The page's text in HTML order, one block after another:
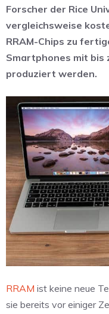
Forscher der Rice
vergleichsweise
RRAM-Chips zu
Smartphones mit bis
produziert werden.
RRAM ist keine neue
sie bereits vor einiger